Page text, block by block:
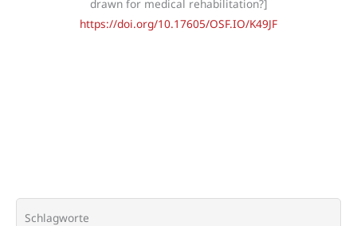
drawn for medical rehabilitation?]
https://doi.org/10.17605/OSF.IO/K49JF
Schlagworte